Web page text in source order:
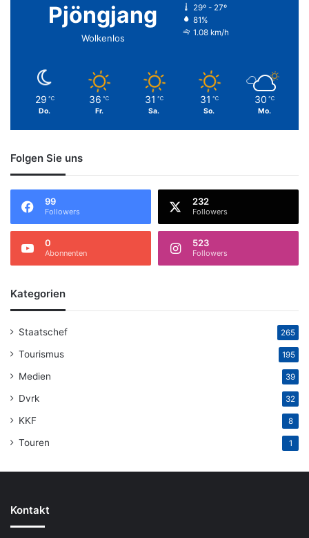
Pjöngjang
Wolkenlos
29º - 27º
81%
1.08 km/h
29 ℃
Do.
36 ℃
Fr.
31 ℃
Sa.
31 ℃
So.
30 ℃
Mo.
Folgen Sie uns
99
Followers
232
Followers
0
Abonnenten
523
Followers
Kategorien
Staatschef 265
Tourismus 195
Medien 39
Dvrk 32
KKF 8
Touren 1
Kontakt